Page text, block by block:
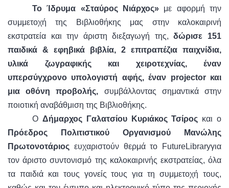
Το Ίδρυμα «Σταύρος Νιάρχος» με αφορμή την
συμμετοχή της Βιβλιοθήκης μας στην καλοκαιρινή
εκστρατεία και την άριστη διεξαγωγή της,δώρισε 151
παιδικά & εφηβικά βιβλία, 2 επιτραπέζια παιχνίδια,
υλικά ζωγραφικής και χειροτεχνίας, έναν
υπερσύγχρονο υπολογιστή αφής, έναν projectorκαι
μια οθόνη προβολής, συμβάλλοντας σημαντικά στην
ποιοτική αναβάθμιση της Βιβλιοθήκης.
Ο Δήμαρχος Γαλατσίου Κυριάκος Τσίρος και ο
Πρόεδρος Πολιτιστικού Οργανισμού Μανώλης
Πρωτονοτάριος ευχαριστούν θερμά το FutureLibraryγια
τον άριστο συντονισμό της καλοκαιρινής εκστρατείας, όλα
τα παιδιά και τους γονείς τους για τη συμμετοχή τους,